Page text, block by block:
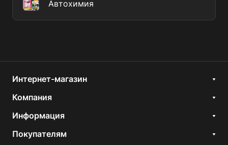
Автохимия
Интернет-магазин
Компания
Информация
Покупателям